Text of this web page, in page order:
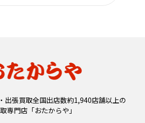
出張買取全国出店数約1,940店舗以上の
専門店「おたからや」